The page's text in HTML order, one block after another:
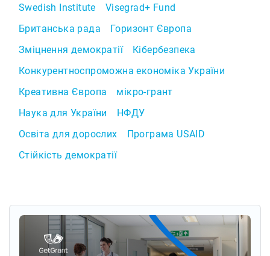
Swedish Institute
Visegrad+ Fund
Британська рада
Горизонт Європа
Зміцнення демократії
Кібербезпека
Конкурентноспроможна економіка України
Креативна Європа
мікро-грант
Наука для України
НФДУ
Освіта для дорослих
Програма USAID
Стійкість демократії